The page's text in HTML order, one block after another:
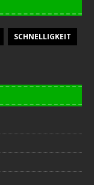
SCHNELLIGKEIT